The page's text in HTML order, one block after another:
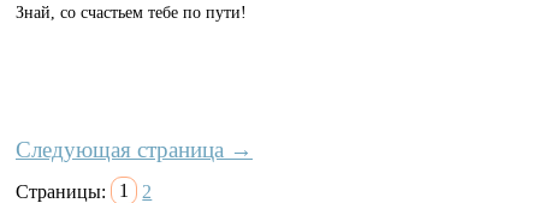
Знай, со счастьем тебе по пути!
Следующая страница →
Страницы: 1 2